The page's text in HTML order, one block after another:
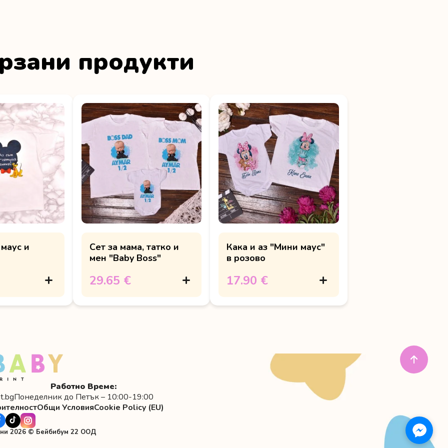
продукти
и
Сет за мама, татко и
мен "Baby Boss"
29.65 €
Кака и аз "Мини маус"
в розово
17.90 €
Работно Време:
Понеделник до Петък – 10:00-19:00
Общи УсловияCookie Policy (EU)
2026 © Бейбибум 22 ООД